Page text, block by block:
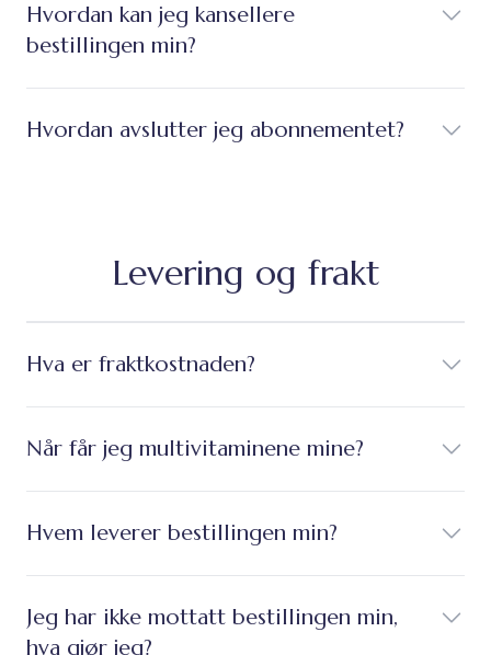
Hvordan kan jeg kansellere
bestillingen min?
Hvordan avslutter jeg abonnementet?
Levering og frakt
Hva er fraktkostnaden?
Når får jeg multivitaminene mine?
Hvem leverer bestillingen min?
Jeg har ikke mottatt bestillingen min,
hva gjør jeg?